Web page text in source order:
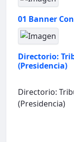
01 Banner
Directorio:
(Presidencia)
Directorio:
(Presidencia)